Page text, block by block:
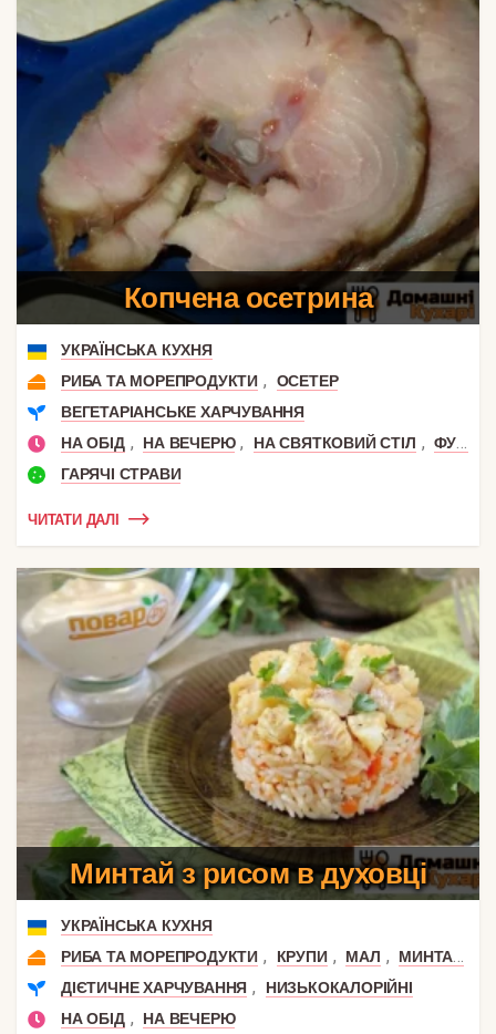
Копчена осетрина
УКРАЇНСЬКА КУХНЯ
РИБА ТА МОРЕПРОДУКТИ ,
ОСЕТЕР
ВЕГЕТАРІАНСЬКЕ ХАРЧУВАННЯ
НА ОБІД , НА ВЕЧЕРЮ , НА СВЯТКОВИЙ СТІЛ , ФУРШЕТ
ГАРЯЧІ СТРАВИ
ЧИТАТИ ДАЛІ
Минтай з рисом в духовці
УКРАЇНСЬКА КУХНЯ
РИБА ТА МОРЕПРОДУКТИ , КРУПИ , МАЛ ,
МИНТАЙ
ДІЄТИЧНЕ ХАРЧУВАННЯ ,
НИЗЬКОКАЛОРІЙНІ
НА ОБІД ,
НА ВЕЧЕРЮ